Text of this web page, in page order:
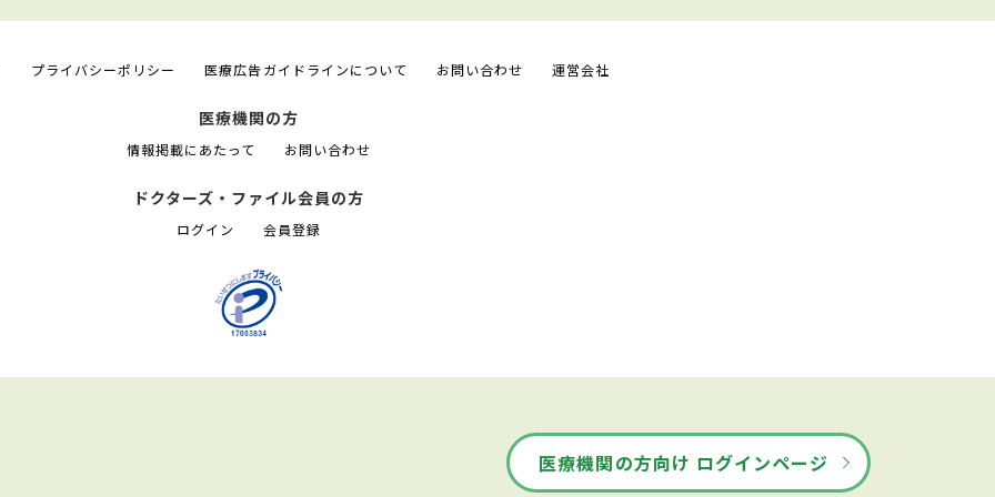
プライバシーポリシー 医療広告ガイドラインについて お問い合わせ 運営会社
医療機関の方
情報掲載にあたって お問い合わせ
ドクターズ・ファイル会員の方
ログイン 会員登録
医療機関の方向け ログインページ